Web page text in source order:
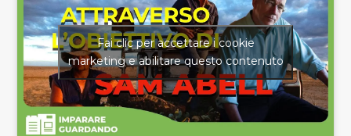
Fai clic per accettare i cookie
marketing e abilitare questo contenuto